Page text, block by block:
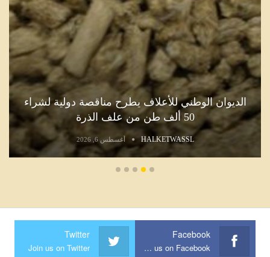
الديوان الوطني للأعلاف يطرح مناقصة دولية لشراء
50 ألف طن من علف الذرة
HALKETWASSL أغسطس 6, 2026
Facebook
Join us on Facebook
Twitter
Join us on Twitter